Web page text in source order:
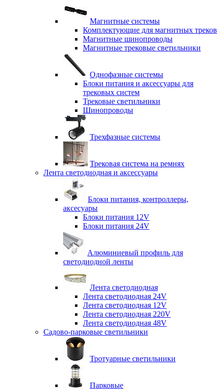
Магнитные системы
Комплектующие для магнитных треков
Магнитные шинопроводы
Магнитные трековые светильники
Однофазные системы
Блоки питания и аксессуары для
трековых систем
Трековые светильники
Шинопроводы
Трехфазные системы
Трековая система на ремнях
Лента светодиодная и аксессуары
Блоки питания, контроллеры,
аксесуары
Блоки питания 12V
Блоки питания 24V
Алюминиевый профиль для
светодиодной ленты
Лента светодиодная
Лента светодиодная 24V
Лента светодиодная 12V
Лента светодиодная 220V
Лента светодиодная 48V
Садово-парковые светильники
Тротуарные светильники
Парковые